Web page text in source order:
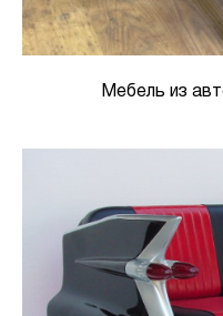
Мебель из